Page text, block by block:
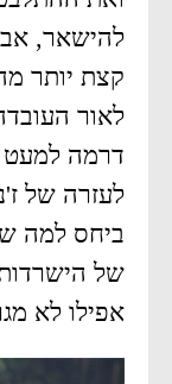
להישאר,
קצת יותר
לאור
לעזרה של
של
אפילו לא